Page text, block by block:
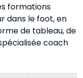
formations
dans le foot, en
de tableau, de
coach